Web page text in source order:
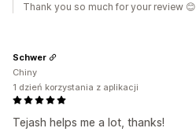
Thank you so much for your review 😊
Tejash helps me a lot, thanks!
Schwer
Chiny
1 dzień korzystania z aplikacji